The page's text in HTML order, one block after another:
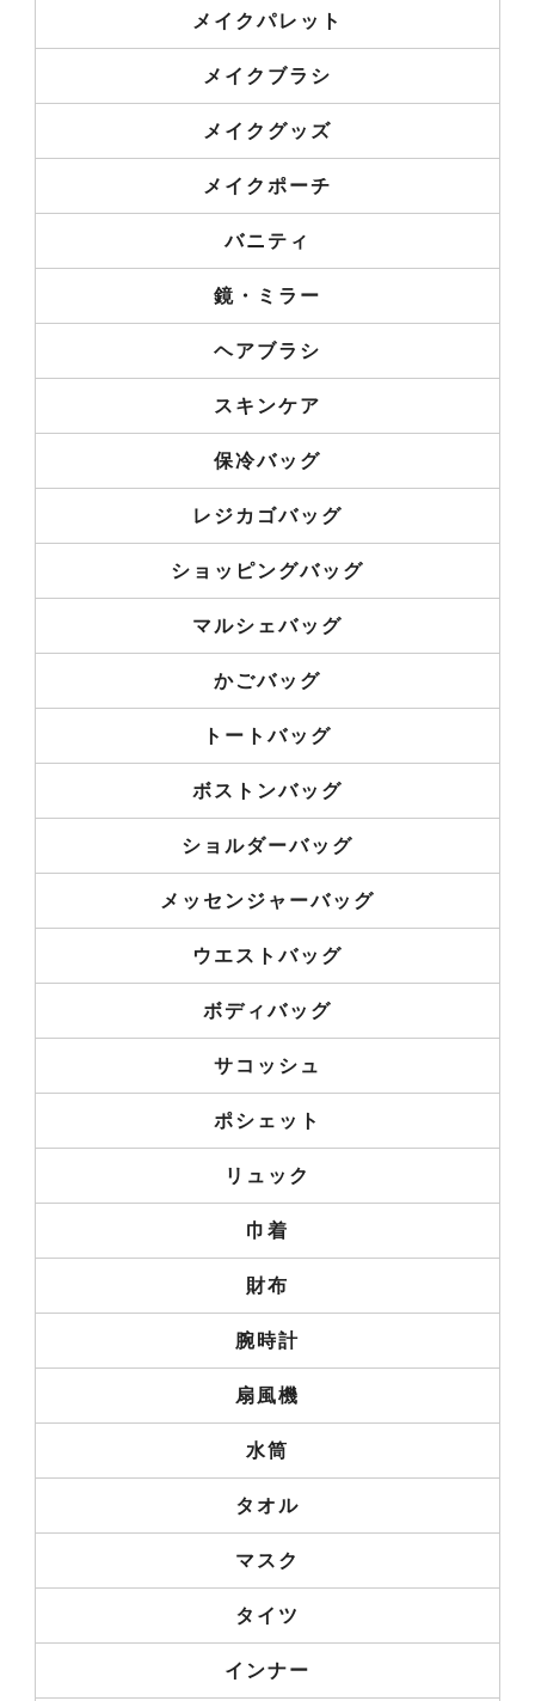
メイクパレット
メイクブラシ
メイクグッズ
メイクポーチ
バニティ
鏡・ミラー
ヘアブラシ
スキンケア
保冷バッグ
レジカゴバッグ
ショッピングバッグ
マルシェバッグ
かごバッグ
トートバッグ
ボストンバッグ
ショルダーバッグ
メッセンジャーバッグ
ウエストバッグ
ボディバッグ
サコッシュ
ポシェット
リュック
巾着
財布
腕時計
扇風機
水筒
タオル
マスク
タイツ
インナー